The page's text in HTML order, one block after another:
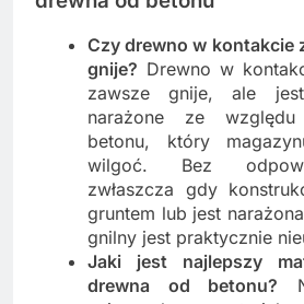
Czy drewno w kontakcie
gnije? Drewno w
zawsze gnije, ale
narażone ze względu
betonu, który
wilgoć. Bez
zwłaszcza gdy
gruntem lub jest
gnilny jest praktycznie
Jaki jest najlepszy
drewna od betonu?